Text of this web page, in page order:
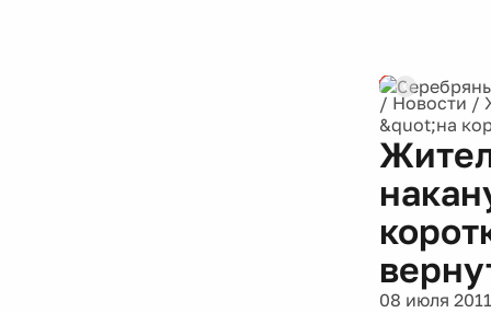
/ Новости /
&quot;на
08 июля 2011